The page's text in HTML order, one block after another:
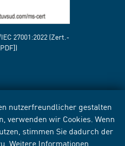
nutzerfreundlicher gestalten
verwenden wir Cookies. Wenn
stimmen Sie dadurch der
Weitere Informationen
27001:2022 (Zert.-